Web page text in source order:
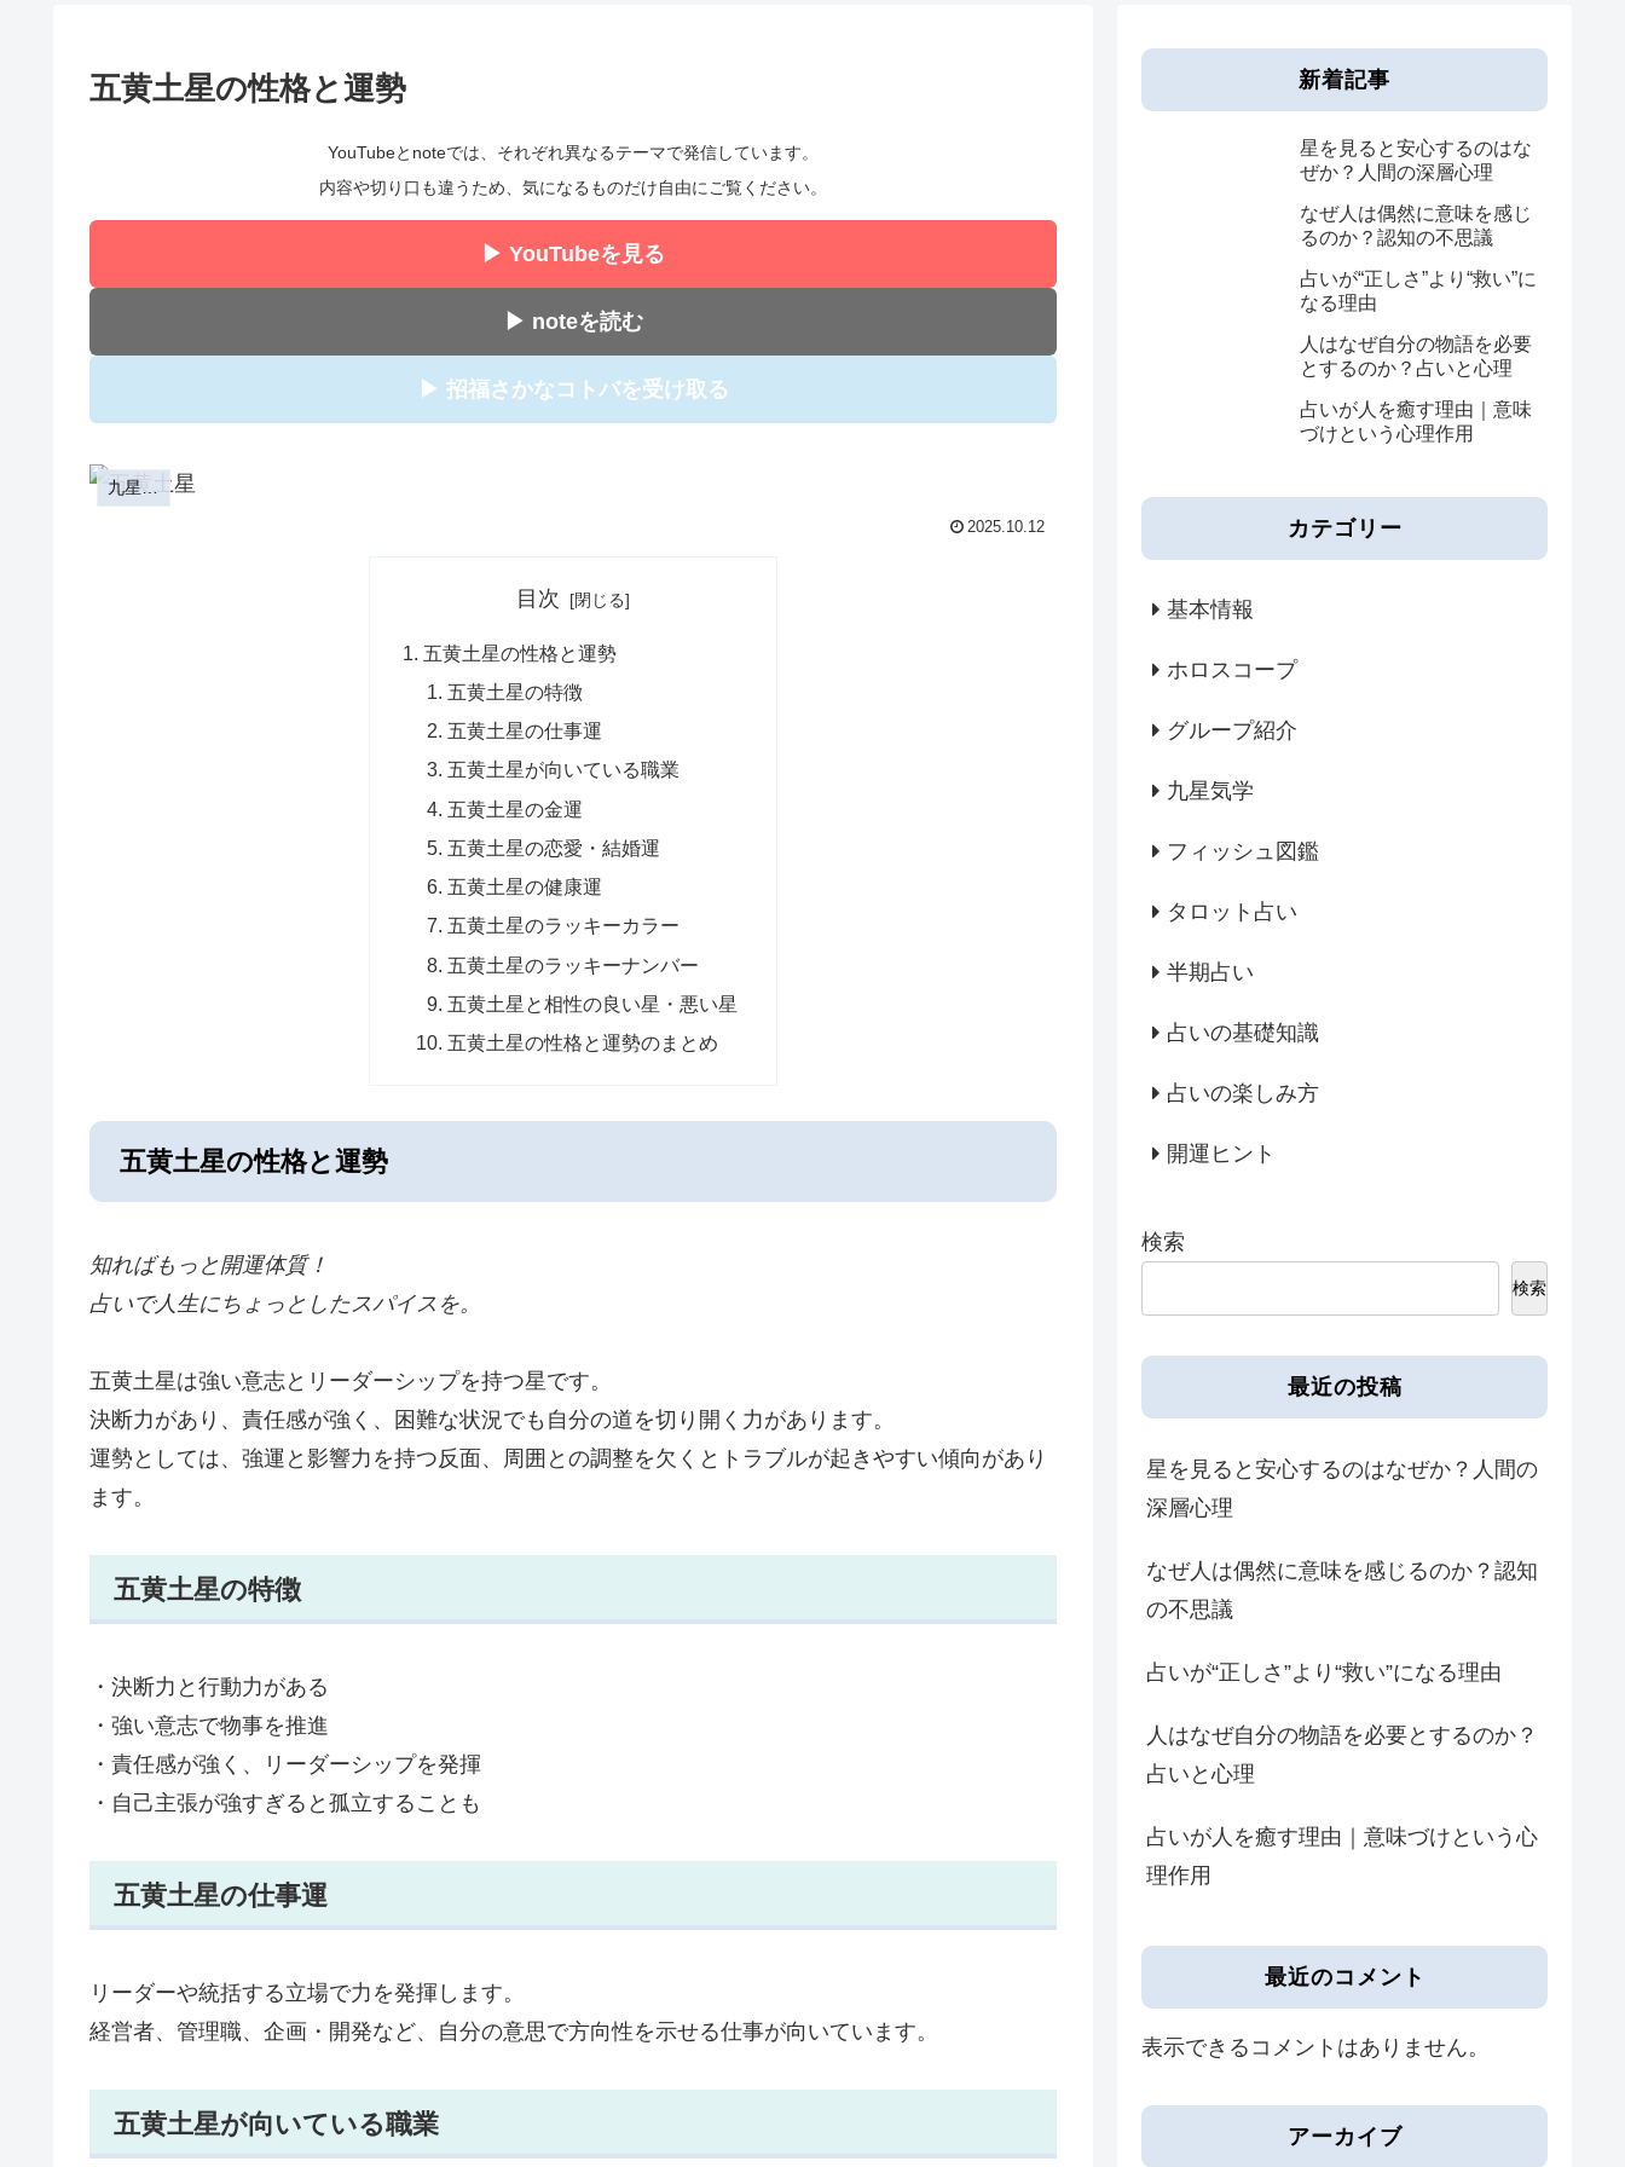
五黄土星の性格と運勢
YouTubeとnoteでは、それぞれ異なるテーマで発信しています。
内容や切り口も違うため、気になるものだけ自由にご覧ください。
▶ YouTubeを見る
▶ noteを読む
▶ 招福さかなコトバを受け取る
九星気学
2025.10.12
目次
五黄土星の性格と運勢
五黄土星の特徴
五黄土星の仕事運
五黄土星が向いている職業
五黄土星の金運
五黄土星の恋愛・結婚運
五黄土星の健康運
五黄土星のラッキーカラー
五黄土星のラッキーナンバー
五黄土星と相性の良い星・悪い星
五黄土星の性格と運勢のまとめ
五黄土星の性格と運勢
知ればもっと開運体質！
占いで人生にちょっとしたスパイスを。
五黄土星は強い意志とリーダーシップを持つ星です。
決断力があり、責任感が強く、困難な状況でも自分の道を切り開く力があります。
運勢としては、強運と影響力を持つ反面、周囲との調整を欠くとトラブルが起きやすい傾向があり
ます。
五黄土星の特徴
・決断力と行動力がある
・強い意志で物事を推進
・責任感が強く、リーダーシップを発揮
・自己主張が強すぎると孤立することも
五黄土星の仕事運
リーダーや統括する立場で力を発揮します。
経営者、管理職、企画・開発など、自分の意思で方向性を示せる仕事が向いています。
五黄土星が向いている職業
新着記事
星を見ると安心するのはな
ぜか？人間の深層心理
なぜ人は偶然に意味を感じ
るのか？認知の不思議
占いが“正しさ”より“救い”に
なる理由
人はなぜ自分の物語を必要
とするのか？占いと心理
占いが人を癒す理由｜意味
づけという心理作用
カテゴリー
基本情報
ホロスコープ
グループ紹介
九星気学
フィッシュ図鑑
タロット占い
半期占い
占いの基礎知識
占いの楽しみ方
開運ヒント
検索
検索
最近の投稿
星を見ると安心するのはなぜか？人間の
深層心理
なぜ人は偶然に意味を感じるのか？認知
の不思議
占いが“正しさ”より“救い”になる理由
人はなぜ自分の物語を必要とするのか？
占いと心理
占いが人を癒す理由｜意味づけという心
理作用
最近のコメント
表示できるコメントはありません。
アーカイブ